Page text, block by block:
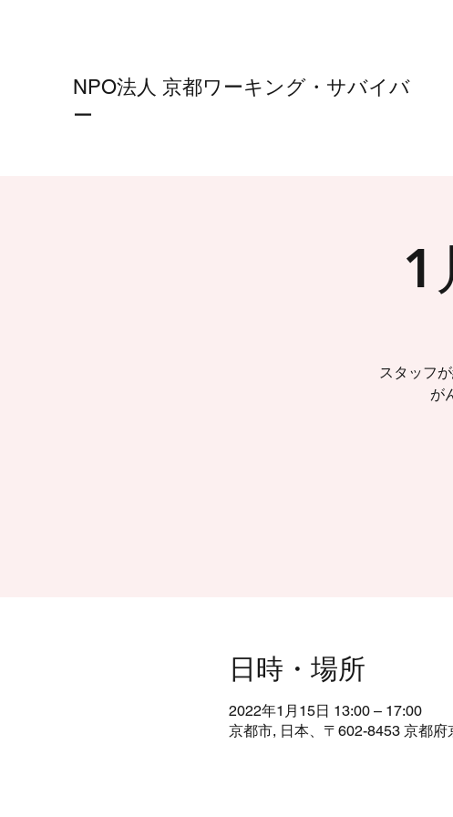
NPO法人 京都ワーキング・サバイバ
ー
1
スタッフ
が
日時・場所
2022年1月15日 13:00 – 17:00
京都市, 日本、〒602-8453 京都